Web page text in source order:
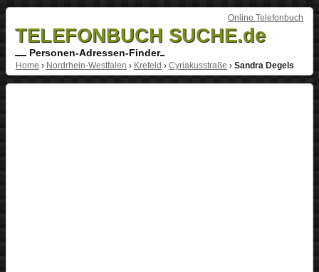
Online Telefonbuch
TELEFONBUCH SUCHE.de
Personen-Adressen-Finder
Home › Nordrhein-Westfalen › Krefeld › Cyriakusstraße › Sandra Degels